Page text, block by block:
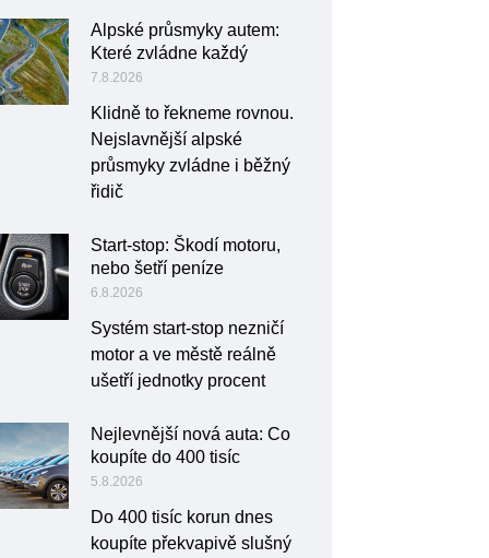
Alpské průsmyky autem:
Které zvládne každý
7.8.2026
Klidně to řekneme rovnou.
Nejslavnější alpské
průsmyky zvládne i běžný
řidič
Start-stop: Škodí motoru,
nebo šetří peníze
6.8.2026
Systém start-stop nezničí
motor a ve městě reálně
ušetří jednotky procent
Nejlevnější nová auta: Co
koupíte do 400 tisíc
5.8.2026
Do 400 tisíc korun dnes
koupíte překvapivě slušný